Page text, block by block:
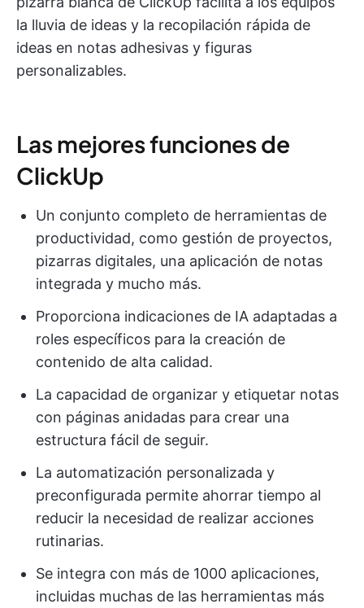
la lluvia de ideas y la recopilación rápida de
ideas en notas adhesivas y figuras
personalizables.
Las mejores funciones de
ClickUp
Un conjunto completo de herramientas de
productividad, como gestión de proyectos,
pizarras digitales, una aplicación de notas
integrada y mucho más.
Proporciona indicaciones de IA adaptadas a
roles específicos para la creación de
contenido de alta calidad.
La capacidad de organizar y etiquetar notas
con páginas anidadas para crear una
estructura fácil de seguir.
La automatización personalizada y
preconfigurada permite ahorrar tiempo al
reducir la necesidad de realizar acciones
rutinarias.
Se integra con más de 1000 aplicaciones,
incluidas muchas de las herramientas más